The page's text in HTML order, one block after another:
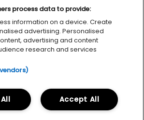
TilgjengelighetserklæringCookies
FACEBOOK
process data to provide:
information on a device. Create
advertising. Personalised
advertising and content
research and services
Accept All